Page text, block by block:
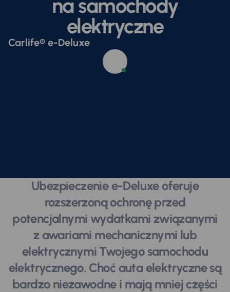
na samochody
elektryczne
Carlife® e-Deluxe
Ubezpieczenie e-Deluxe oferuje
rozszerzoną ochronę przed
potencjalnymi wydatkami związanymi
z awariami mechanicznymi lub
elektrycznymi Twojego samochodu
elektrycznego. Choć auta elektryczne są
bardzo niezawodne i mają mniej części